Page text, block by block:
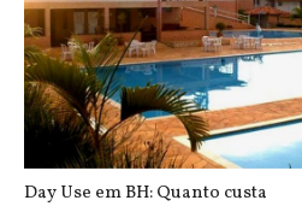
Day Use em BH: Quanto custa